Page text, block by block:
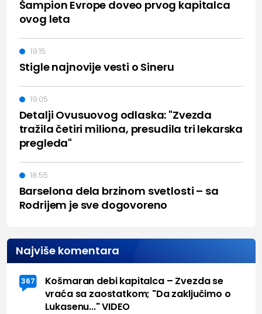
Šampion Evrope doveo prvog kapitalca
ovog leta
Stigle najnovije vesti o Sineru
19:15
Detalji Ovusuovog odlaska: "Zvezda
tražila četiri miliona, presudila tri lekarska
pregleda"
19:05
Barselona dela brzinom svetlosti – sa
Rodrijem je sve dogovoreno
18:55
Najviše komentara
367
Košmaran debi kapitalca – Zvezda se
vraća sa zaostatkom; "Da zaključimo o
Lukasenu..." VIDEO